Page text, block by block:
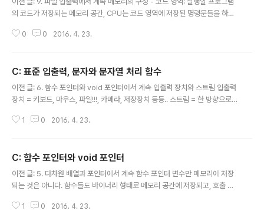
E 구조체 변수의 멤버에 직접 접근..
의 코드가 저장되는 메모리 공간, CPU는 코드 영역에 저장된 명령문들을 하나
변수가 할당. 프로그램 종료 시까지 남는다. - 스택 영역: 지역변수와 매개변수
기가 지역변수나 전역변수와 다른 유형의 변수는, malloc 과 free 함수로 힙
영역에 할당하고 소멸할 수 있다. 먼저, stdlib.h를 추가해준다. #include voi
d * malloc(size_t size); ..
0 0 2016. 4. 23.
C: 표준 입출력, 문자와 문자열 처리 함수
이전 글: 6. 함수 포인터와 void 포인터에서 계속 입출력 장치와 스트림 입출력
장치 = 키보드, 마우스, 파일!!!, 카메라, 저장장치 등등.. 스트림 = 한 방향으로
어로 구현되어 있는, 가상의 다리(브릿지) 운영체제는 외부 장치와 프로그램과
로그램이 종료되면 자동으로 소멸된다. 이들은 표준 스트림이라 한다. * stdin
표준 입력 스트림 (키보드) * stdout 표준 출력 스트림(모니터) * stderr 표준
에러 스트림(모니터) 표준 입출력과 버퍼 표준 입출력 함수..
1 0 2016. 4. 23.
C: 함수 포인터와 void 포인터
이전 글: 5. 다차원 배열과 포인터에서 계속 함수 포인터 변수만 메모리에 저장
되는 것은 아니다. 함수들도 바이너리 형태로 메모리 공간에 저장되고, 호출 시
'함수 포인터 변수'이다. 함수는 프로그램 실행 시 '메인 메모리'에 저장되어 실
1 0 2016. 4. 23.